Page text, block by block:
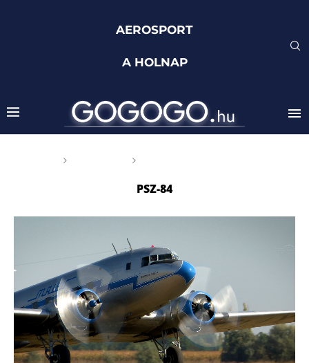
AEROSPORT
A HOLNAP
PSZ-84